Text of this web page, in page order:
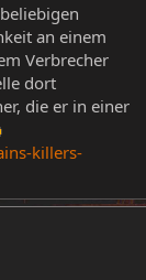
an einem
Verbrecher
dort
die er in einer
killers-